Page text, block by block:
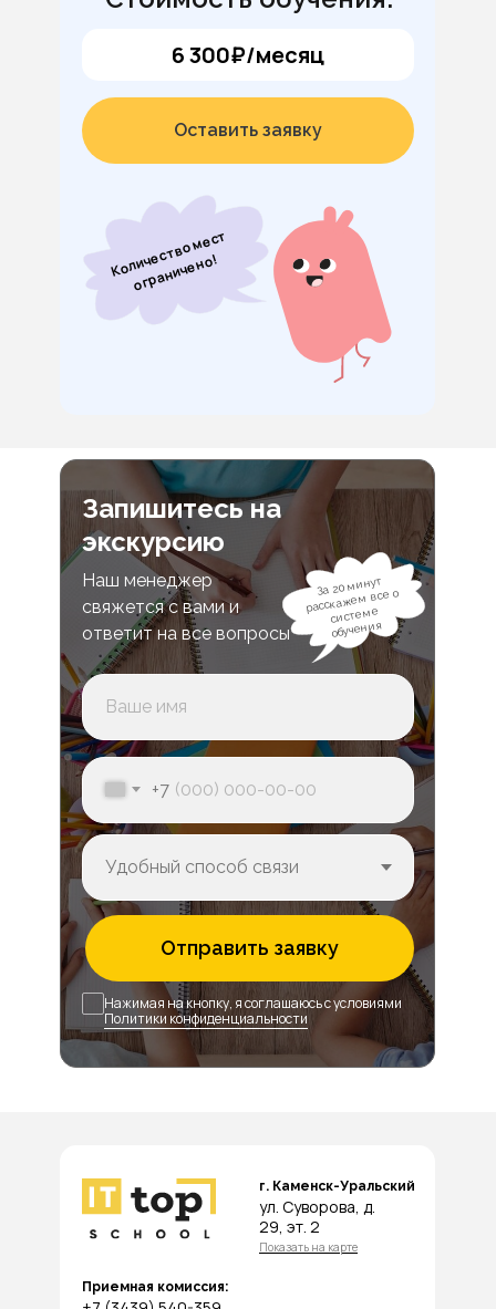
6 300₽/месяц
Оставить заявку
К
о
л
и
ч
е
с
т
в
о
м
е
с
т
ог
р
а
н
и
ч
е
н
о!
Запишитесь на
экскурсию
Наш менеджер
свяжется с вами и
ответит на все вопросы
За 20 минут
расскажем все о
системе
обучения
+7
Отправить заявку
Нажимая на кнопку, я соглашаюсь с условиями
Политики конфиденциальности
г. Каменск-Уральский
Приемная комиссия:
ул. Суворова, д.
29, эт. 2
Показать на карте